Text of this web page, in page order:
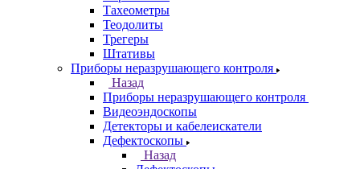
Тахеометры
Теодолиты
Трегеры
Штативы
Приборы неразрушающего контроля
Назад
Приборы неразрушающего контроля
Видеоэндоскопы
Детекторы и кабелеискатели
Дефектоскопы
Назад